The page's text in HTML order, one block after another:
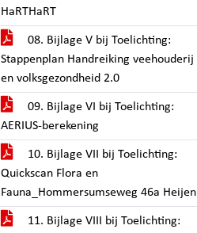
HaRTHaRT
08. Bijlage V bij Toelichting:
Stappenplan Handreiking veehouderij
en volksgezondheid 2.0
09. Bijlage VI bij Toelichting:
AERIUS-berekening
10. Bijlage VII bij Toelichting:
Quickscan Flora en
Fauna_Hommersumseweg 46a Heijen
11. Bijlage VIII bij Toelichting: